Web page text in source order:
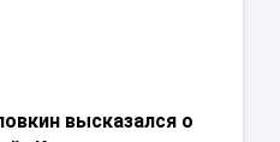
высказался о